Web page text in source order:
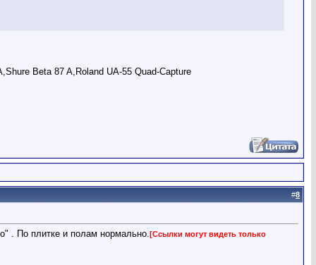
Beta 87 A,Roland UA-55 Quad-Capture
#8
. По плитке и полам нормально. [Ссылки могут видеть только